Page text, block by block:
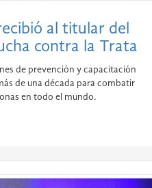
al titular del
contra la Trata
de prevención y capacitación
de una década para combatir
en todo el mundo.